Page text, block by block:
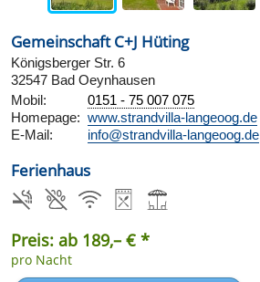
Gemeinschaft C+J Hüting
Königsberger Str. 6
32547 Bad Oeynhausen
Mobil:
0151 - 75 007 075
Homepage: www.strandvilla-langeoog.de
E-Mail:
info@strandvilla-langeoog.de
Ferienhaus
Preis: ab 189,– € *
pro Nacht